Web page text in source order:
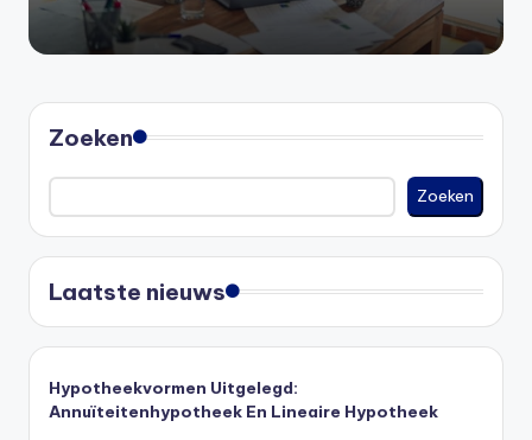
Zoeken
Zoeken
Laatste nieuws
Hypotheekvormen Uitgelegd:
Annuïteitenhypotheek En Lineaire Hypotheek